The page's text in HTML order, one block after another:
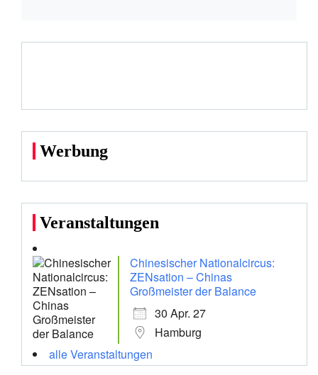
Werbung
Veranstaltungen
Chinesischer Nationalcircus:
ZENsation – Chinas
Großmeister der Balance
30 Apr. 27
Hamburg
alle Veranstaltungen